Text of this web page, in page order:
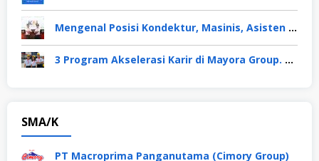
Mengenal Posisi Kondektur, Masinis, Asisten PPKA, Pemeliharaan Sarana dan Prasarana, Polsuska (Polisi Khusus Kereta Api), di PT KAI
3 Program Akselerasi Karir di Mayora Group. Apa Saja? Berikut Penjelasannya
SMA/K
PT Macroprima Panganutama (Cimory Group)